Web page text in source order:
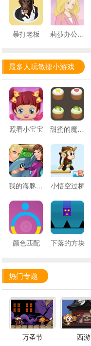
暴打老板 莉莎办公室偷懒
最多人玩敏捷小游戏
照看小宝宝 甜蜜的魔法蛋糕
我的海豚表演5 小悟空过桥
颜色匹配 下落的方块
热门专题
万圣节 西游